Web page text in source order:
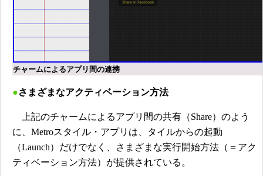
チャームによるアプリ間の連携
●さまざまなアクティベーション方法
上記のチャームによるアプリ間の共有（Share）のよう
に、Metroスタイル・アプリは、タイルからの起動
（Launch）だけでなく、さまざまな実行開始方法（＝アク
ティベーション方法）が提供されている。